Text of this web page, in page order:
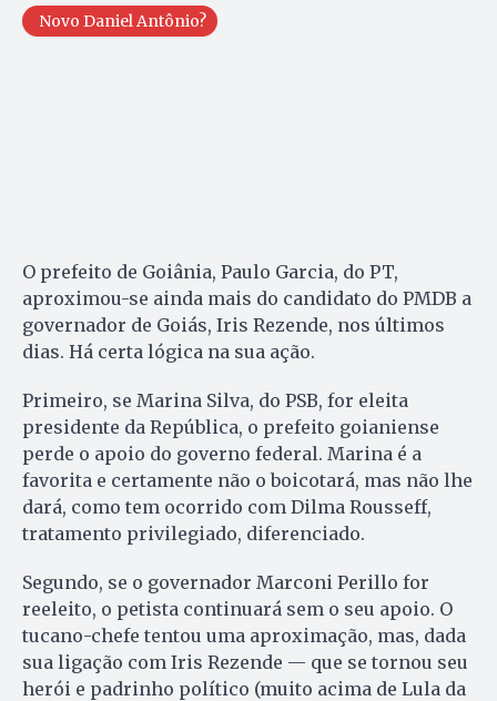
Novo Daniel Antônio?
O prefeito de Goiânia, Paulo Garcia, do PT,
aproximou-se ainda mais do candidato do PMDB a
governador de Goiás, Iris Rezende, nos últimos
dias. Há certa lógica na sua ação.
Primeiro, se Marina Silva, do PSB, for eleita
presidente da República, o prefeito goianiense
perde o apoio do governo federal. Marina é a
favorita e certamente não o boicotará, mas não lhe
dará, como tem ocorrido com Dilma Rousseff,
tratamento privilegiado, diferenciado.
Segundo, se o governador Marconi Perillo for
reeleito, o petista continuará sem o seu apoio. O
tucano-chefe tentou uma aproximação, mas, dada
sua ligação com Iris Rezende — que se tornou seu
herói e padrinho político (muito acima de Lula da